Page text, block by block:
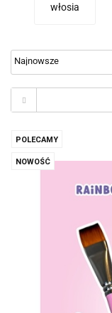
włosia
POLECAMY
NOWOŚĆ